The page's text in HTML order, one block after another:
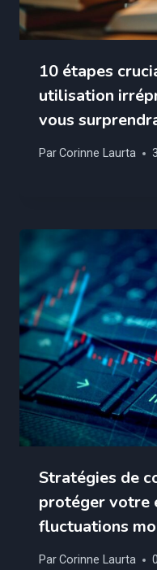
10 étapes
utilisation
vous
ParCorinne Laurta
Stratégies de
protéger votre
fluctuations
ParCorinne Laurta